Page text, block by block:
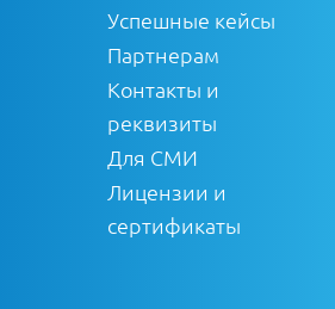
Успешные кейсы
Партнерам
Контакты и
реквизиты
Для СМИ
Лицензии и
сертификаты